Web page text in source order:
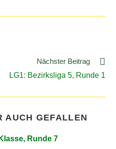
Nächster Beitrag
LG1: Bezirksliga 5, Runde 1
AUCH GEFALLEN
Runde 7